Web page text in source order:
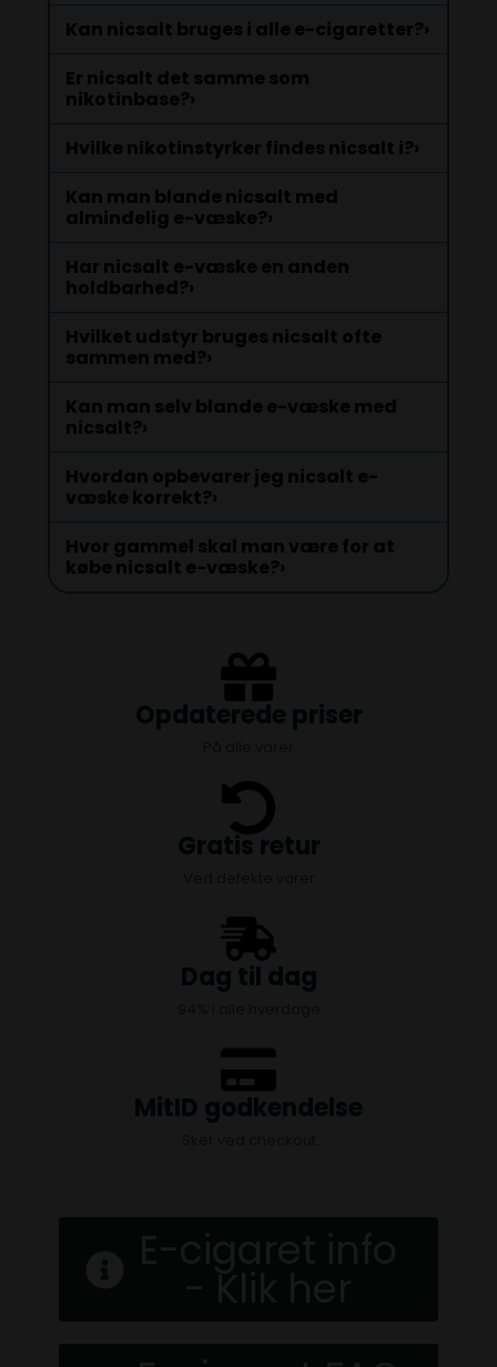
Kan nicsalt bruges i alle e-cigaretter?›
Er nicsalt det samme som
nikotinbase?›
Hvilke nikotinstyrker findes nicsalt i?›
Kan man blande nicsalt med
almindelig e-væske?›
Har nicsalt e-væske en anden
holdbarhed?›
Hvilket udstyr bruges nicsalt ofte
sammen med?›
Kan man selv blande e-væske med
nicsalt?›
Hvordan opbevarer jeg nicsalt e-
væske korrekt?›
Hvor gammel skal man være for at
købe nicsalt e-væske?›
Gratis retur